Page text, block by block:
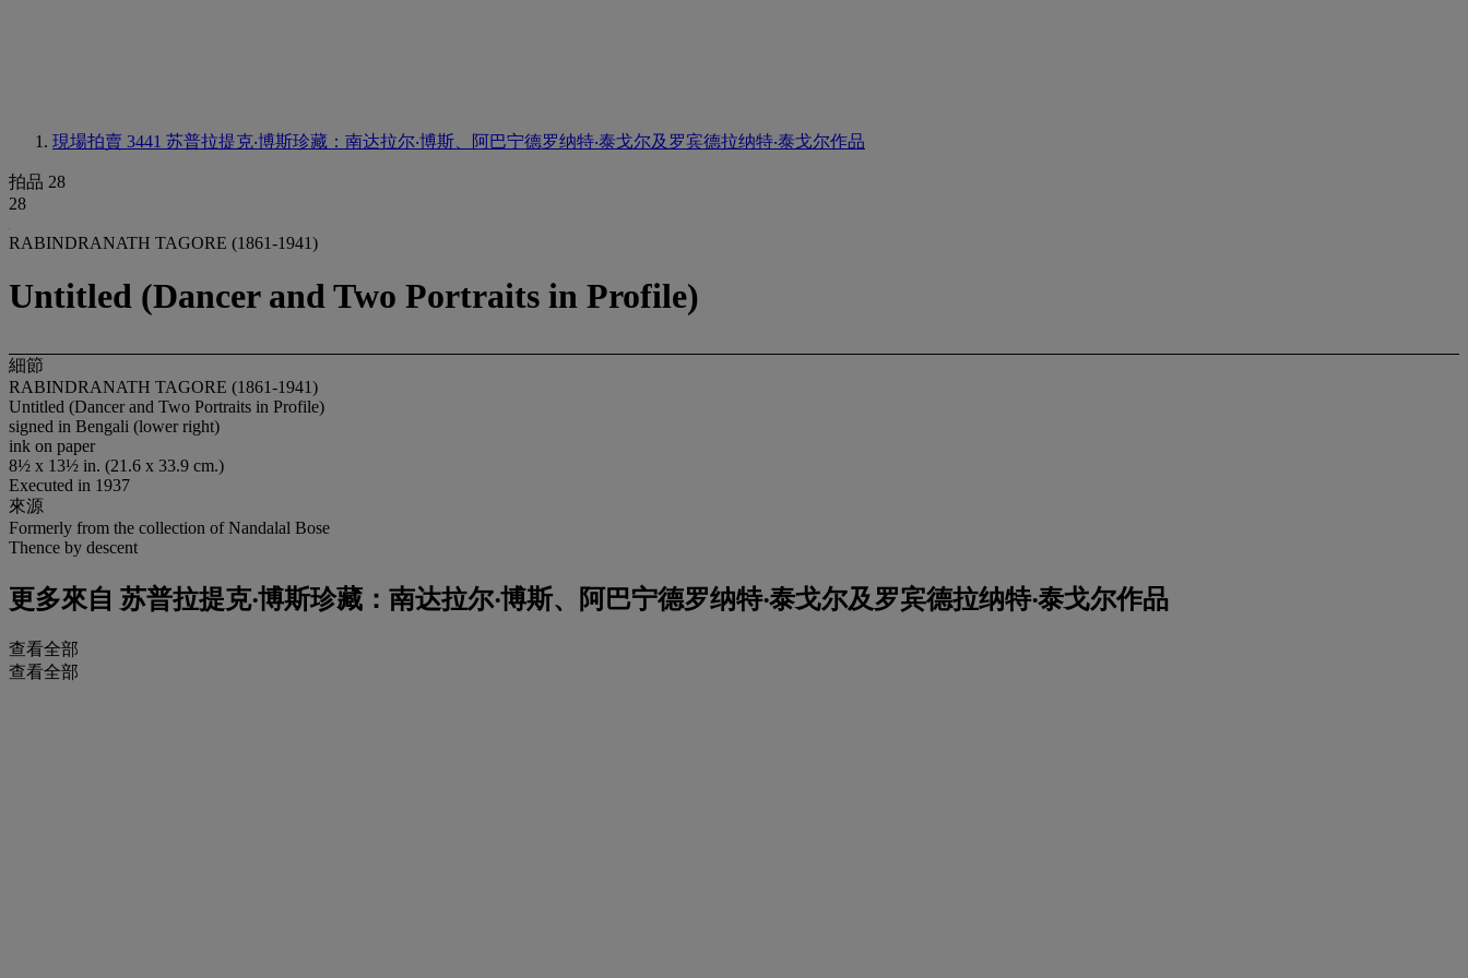
現場拍賣 3441 苏普拉提克‧博斯珍藏：南达拉尔‧博斯、阿巴宁德罗纳特‧泰戈尔及罗宾德拉纳特‧泰戈尔作品
拍品 28
28
RABINDRANATH TAGORE (1861-1941)
Untitled (Dancer and Two Portraits in Profile)
細節
RABINDRANATH TAGORE (1861-1941)
Untitled (Dancer and Two Portraits in Profile)
signed in Bengali (lower right)
ink on paper
8½ x 13½ in. (21.6 x 33.9 cm.)
Executed in 1937
來源
Formerly from the collection of Nandalal Bose
Thence by descent
更多來自 苏普拉提克‧博斯珍藏：南达拉尔‧博斯、阿巴宁德罗纳特‧泰戈尔及罗宾德拉纳特‧泰戈尔作品
查看全部
查看全部